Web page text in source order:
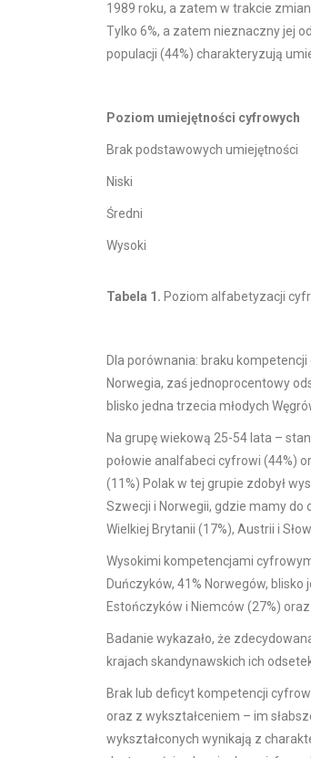
1989 roku, a zatem w trakcie
Tylko 6%, a zatem nieznaczny jej
populacji (44%) charakteryzują
Poziom umiejętności cyfrowych
Brak podstawowych umiejętności
Niski
Średni
Wysoki
Tabela 1. Poziom alfabetyzacji
Dla porównania: braku
Norwegia, zaś jednoprocentowy
blisko jedna trzecia młodych
Na grupę wiekową 25-54 lata –
połowie analfabeci cyfrowi (44%)
(11%) Polak w tej grupie zdobył
Szwecji i Norwegii, gdzie mamy
Wielkiej Brytanii (17%), Austrii i
Wysokimi kompetencjami
Duńczyków, 41% Norwegów,
Estończyków i Niemców (27%)
Badanie wykazało, że
krajach skandynawskich ich
Brak lub deficyt kompetencji
oraz z wykształceniem – im
wykształconych wynikają z